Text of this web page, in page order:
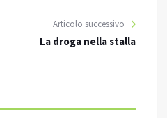
Articolo successivo
La droga nella stalla